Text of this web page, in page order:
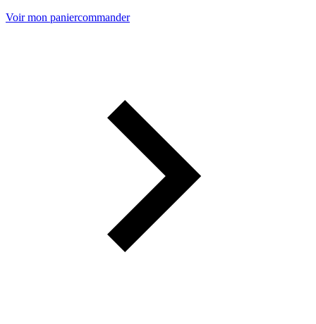
Voir mon paniercommander